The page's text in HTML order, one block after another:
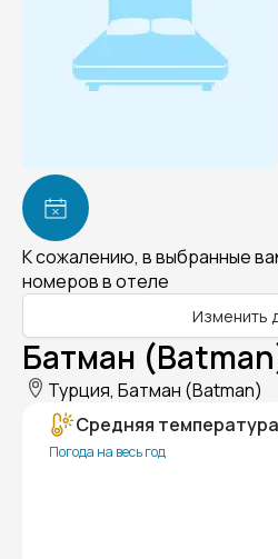
К сожалению, в выбранные
номеров в отеле
Изменить
Батман
Турция, Батман (Batman)
Средняя
Погода на весь год